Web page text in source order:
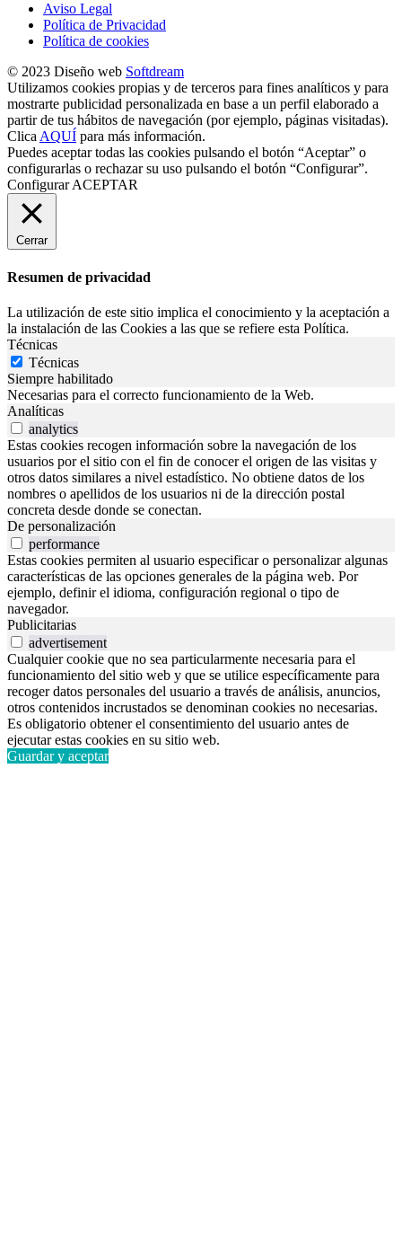
Aviso Legal
Política de Privacidad
Política de cookies
© 2023 Diseño web Softdream
Utilizamos cookies propias y de terceros para fines analíticos y para
mostrarte publicidad personalizada en base a un perfil elaborado a
partir de tus hábitos de navegación (por ejemplo, páginas visitadas).
ClicaAQUÍ para más información.
Puedes aceptar todas las cookies pulsando el botón “Aceptar” o
configurarlas o rechazar su uso pulsando el botón “Configurar”.
ConfigurarACEPTAR
Cerrar
Resumen de privacidad
La utilización de este sitio implica el conocimiento y la aceptación a
la instalación de las Cookies a las que se refiere esta Política.
Técnicas
Técnicas
Siempre habilitado
Necesarias para el correcto funcionamiento de la Web.
Analíticas
analytics
Estas cookies recogen información sobre la navegación de los
usuarios por el sitio con el fin de conocer el origen de las visitas y
otros datos similares a nivel estadístico. No obtiene datos de los
nombres o apellidos de los usuarios ni de la dirección postal
concreta desde donde se conectan.
De personalización
performance
Estas cookies permiten al usuario especificar o personalizar algunas
características de las opciones generales de la página web. Por
ejemplo, definir el idioma, configuración regional o tipo de
navegador.
Publicitarias
advertisement
Cualquier cookie que no sea particularmente necesaria para el
funcionamiento del sitio web y que se utilice específicamente para
recoger datos personales del usuario a través de análisis, anuncios,
otros contenidos incrustados se denominan cookies no necesarias.
Es obligatorio obtener el consentimiento del usuario antes de
ejecutar estas cookies en su sitio web.
Guardar y aceptar